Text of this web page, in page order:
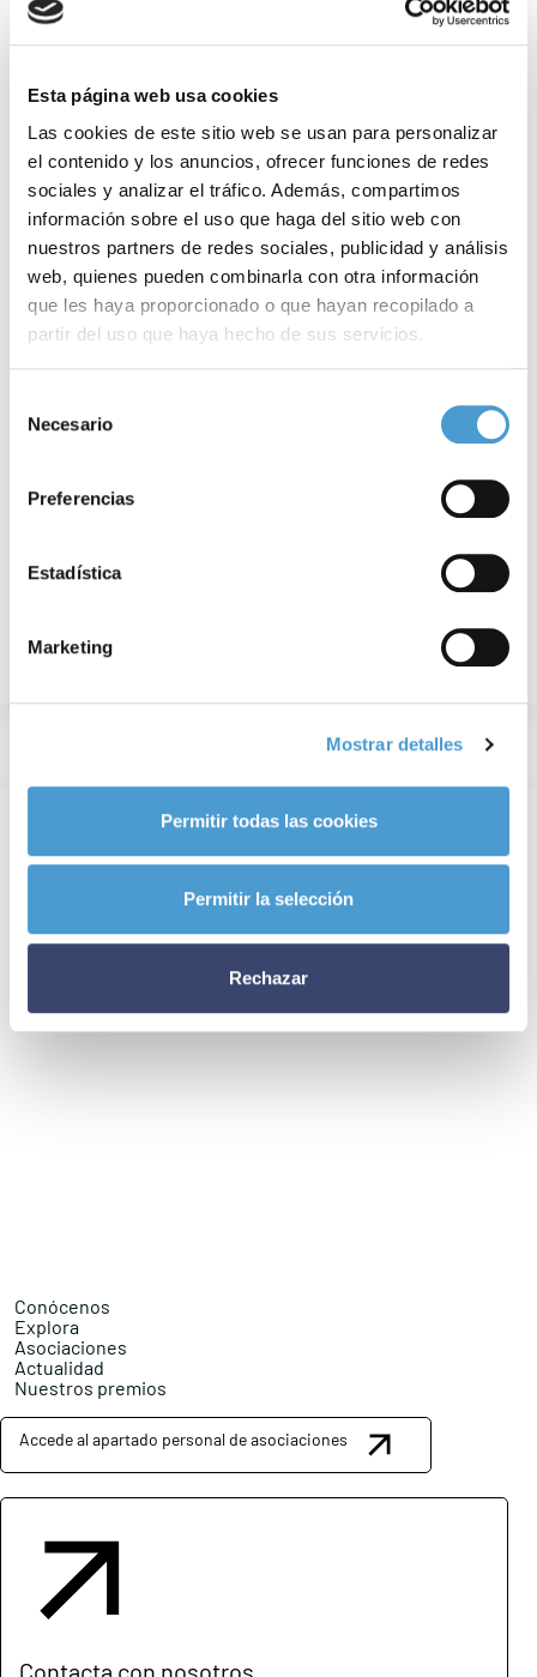
Esta página web usa cookies
Las cookies de este sitio web se usan para personalizar
el contenido y los anuncios, ofrecer funciones de redes
sociales y analizar el tráfico. Además, compartimos
información sobre el uso que haga del sitio web con
nuestros partners de redes sociales, publicidad y análisis
web, quienes pueden combinarla con otra información
que les haya proporcionado o que hayan recopilado a
partir del uso que haya hecho de sus servicios.
de cookies
Necesario
Preferencias
Estadística
Marketing
Mostrar detalles
Permitir todas las cookies
Permitir la selección
Rechazar
18 MARZO, 2024 DE INTERÉS
Conócenos
Explora
Asociaciones
Actualidad
Nuestros premios
Accede al apartado personal de asociaciones